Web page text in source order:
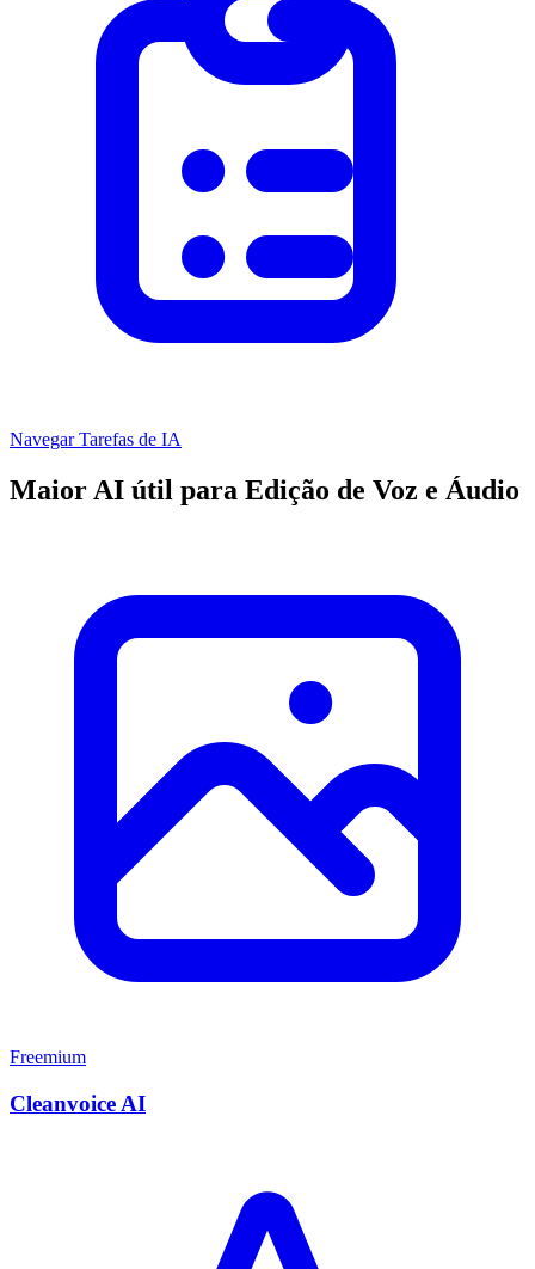
Navegar Tarefas de IA
Maior AI útil para Edição de Voz e Áudio
Freemium
Cleanvoice AI